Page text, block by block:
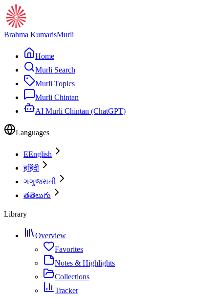
Brahma KumarisMurli
Home
Murli Search
Murli Topics
Murli Chintan
AI Murli Chintan (ChatGPT)
Languages
EEnglish
हहिंदी
ગગુજરાતી
తతెలుగు
Library
Overview
Favorites
Notes & Highlights
Collections
Tracker